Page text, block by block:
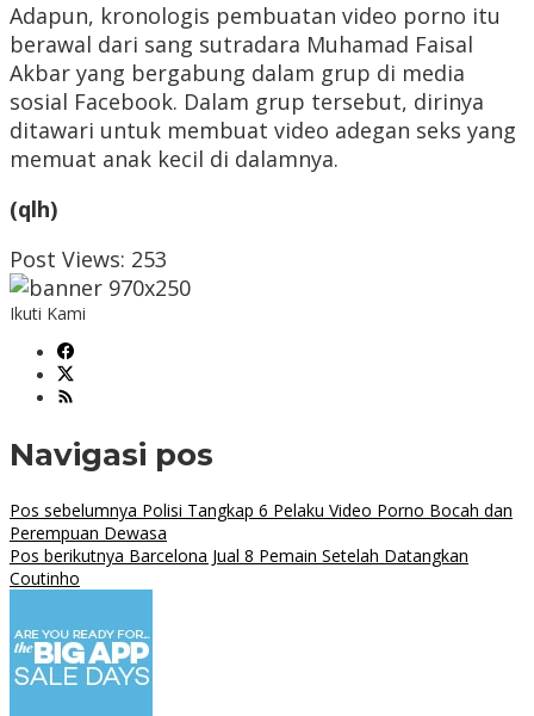
Adapun, kronologis pembuatan video porno itu
berawal dari sang sutradara Muhamad Faisal
Akbar yang bergabung dalam grup di media
sosial Facebook. Dalam grup tersebut, dirinya
ditawari untuk membuat video adegan seks yang
memuat anak kecil di dalamnya.
(qlh)
Post Views: 253
Ikuti Kami
Navigasi pos
Pos sebelumnya Polisi Tangkap 6 Pelaku Video Porno Bocah dan
Perempuan Dewasa
Pos berikutnya Barcelona Jual 8 Pemain Setelah Datangkan
Coutinho